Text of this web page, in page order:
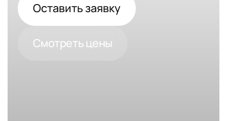
Оставить заявку
Смотреть цены